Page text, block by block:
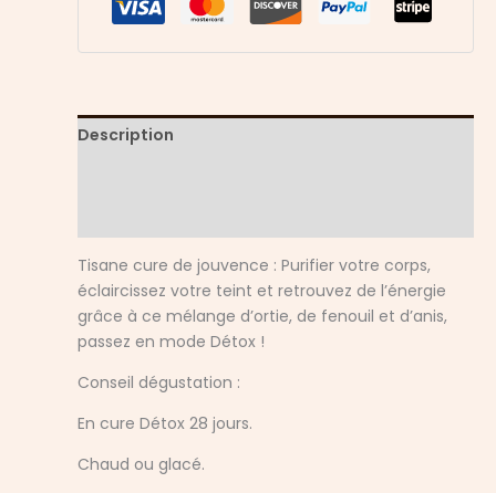
Description
Tisane cure de jouvence : Purifier votre corps,
éclaircissez votre teint et retrouvez de l’énergie
grâce à ce mélange d’ortie, de fenouil et d’anis,
passez en mode Détox !
Conseil dégustation :
En cure Détox 28 jours.
Chaud ou glacé.